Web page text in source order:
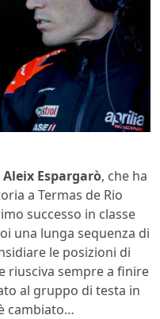
Aleix Espargarò, che ha
a Termas de Rio
successo in classe
una lunga sequenza di
le posizioni di
riusciva sempre a finire
al gruppo di testa in
cambiato…